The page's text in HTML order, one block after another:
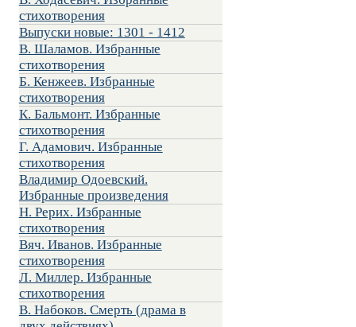
стихотворения
Выпуски новые: 1301 - 1412
В. Шаламов. Избранные
стихотворения
Б. Кенжеев. Избранные
стихотворения
К. Бальмонт. Избранные
стихотворения
Г. Адамович. Избранные
стихотворения
Владимир Одоевский.
Избранные произведения
Н. Рерих. Избранные
стихотворения
Вяч. Иванов. Избранные
стихотворения
Л. Миллер. Избранные
стихотворения
В. Набоков. Смерть (драма в